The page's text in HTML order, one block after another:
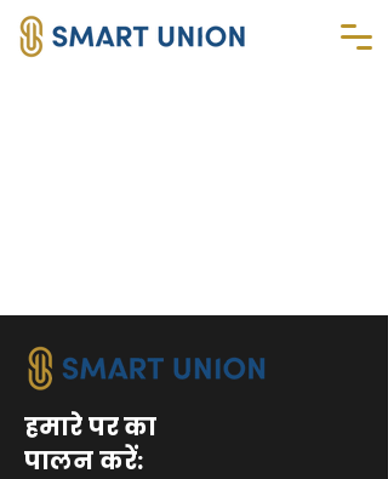
हमारे पर का
पालन करें: